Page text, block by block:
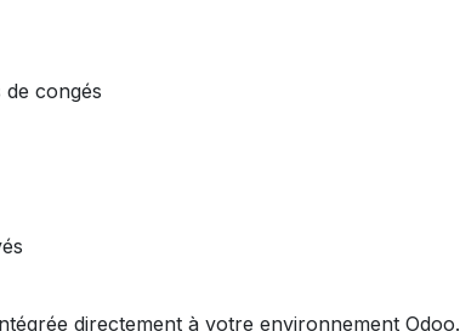
congés
directement à votre environnement Odoo.